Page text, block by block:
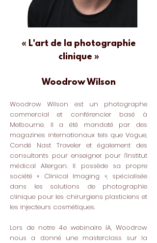
« L'art de la photographie
clinique »
Woodrow Wilson
Woodrow Wilson est un photographe
commercial et conférencier basé à
Melbourne. Il a été mandaté par des
magazines internationaux tels que Vogue,
Condé Nast Traveler et également des
consultants pour enseigner pour l'Institut
médical Allergan. Il possède sa propre
société « Clinical Imaging », spécialisée
dans les solutions de photographie
clinique pour les chirurgiens plasticiens et
les injecteurs cosmétiques.
Lors de notre 4e webinaire IA, Woodrow
nous a donné une masterclass sur la